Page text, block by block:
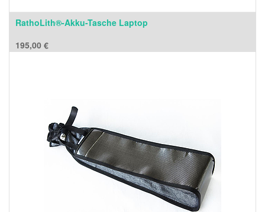
RathoLith®-Akku-Tasche Laptop
195,00 €